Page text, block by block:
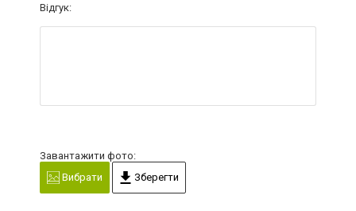
Відгук:
Завантажити фото:
Вибрати
Зберегти